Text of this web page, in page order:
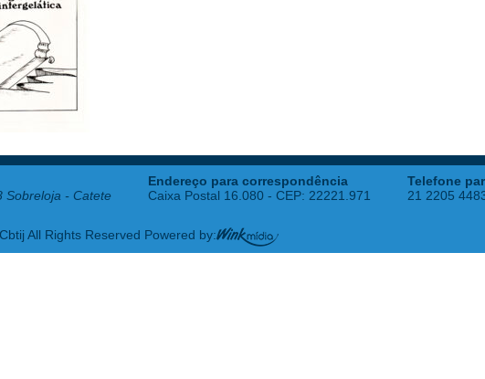
Sobreloja - Catete
Endereço para correspondência
Caixa Postal 16.080 - CEP: 22221.971
Telefone
21 2205
All Rights Reserved Powered by: